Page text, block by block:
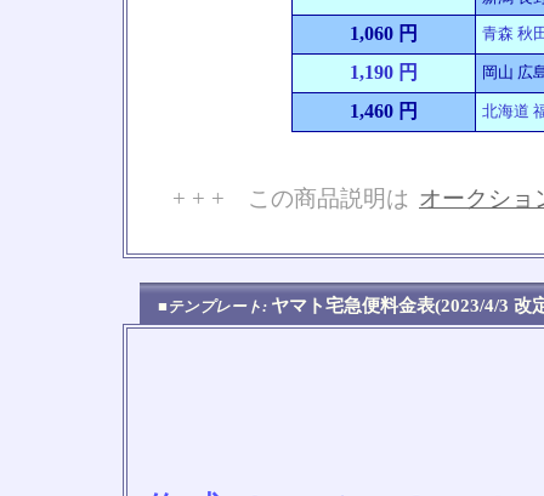
1,060 円 青森 秋
1,190 円 岡山 広
1,460 円 北海道
+ + + この商品説明は オークショ
■テンプレート: ヤマト宅急便料金表(2023/4/3